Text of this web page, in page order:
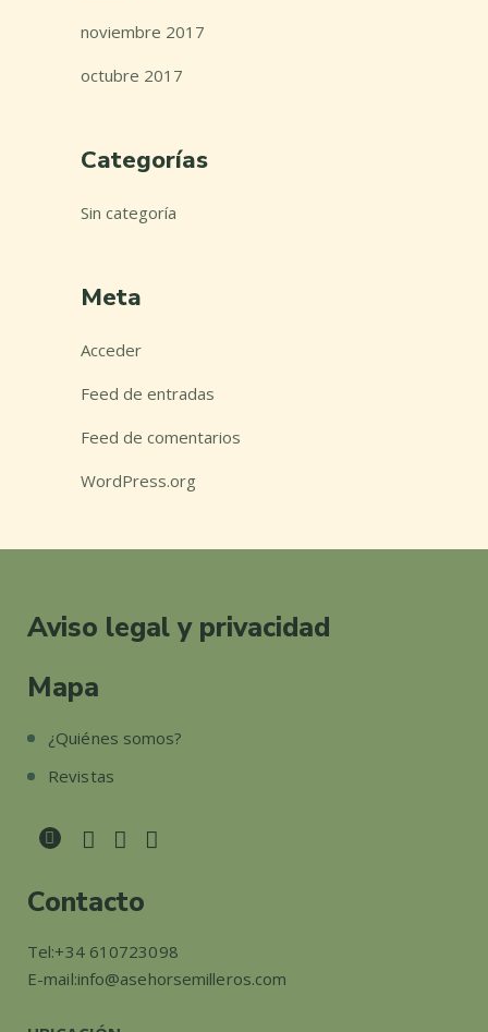
noviembre 2017
octubre 2017
Categorías
Sin categoría
Meta
Acceder
Feed de entradas
Feed de comentarios
WordPress.org
Aviso legal y privacidad
Mapa
¿Quiénes somos?
Revistas
Contacto
Tel:+34 610723098
E-mail:info@asehorsemilleros.com